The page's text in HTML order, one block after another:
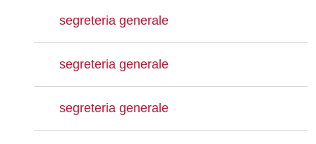
segreteria generale
segreteria generale
segreteria generale